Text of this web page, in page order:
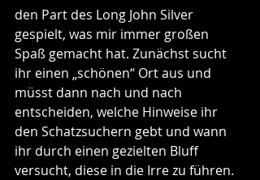
den Part des Long John Silver
gespielt, was mir immer großen
Spaß gemacht hat. Zunächst sucht
ihr einen „schönen“ Ort aus und
müsst dann nach und nach
entscheiden, welche Hinweise ihr
den Schatzsuchern gebt und wann
ihr durch einen gezielten Bluff
versucht, diese in die Irre zu führen.